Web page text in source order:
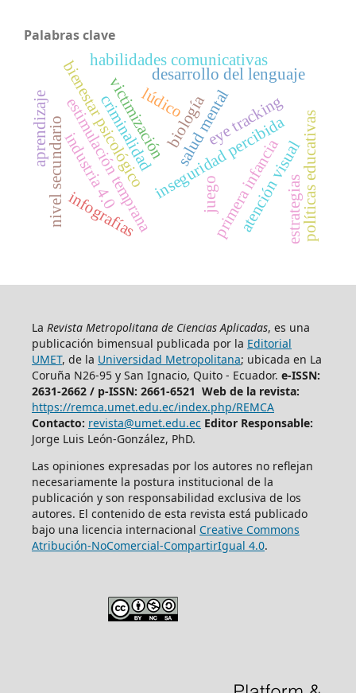
Palabras clave
criminalidad salud mental
victimizacióninseguridad percibida
bienestar psicológico
estimulación temprana
desarrollo del lenguaje
primera infancia
habilidades comunicativas
eye tracking
atención visual
infografías
biología
nivel secundario juego
aprendizaje
estrategias
lúdico
industria 4.0 políticas educativas
La Revista Metropolitana de Ciencias Aplicadas, es una
publicación bimensual publicada por la Editorial
UMET, de la Universidad Metropolitana; ubicada en La
Coruña N26-95 y San Ignacio, Quito - Ecuador. e-ISSN:
2631-2662 / p-ISSN: 2661-6521 Web de la revista:
https://remca.umet.edu.ec/index.php/REMCA
Contacto: revista@umet.edu.ec Editor Responsable:
Jorge Luis León-González, PhD.
Las opiniones expresadas por los autores no reflejan
necesariamente la postura institucional de la
publicación y son responsabilidad exclusiva de los
autores. El contenido de esta revista está publicado
bajo una licencia internacional Creative Commons
Atribución-NoComercial-CompartirIgual 4.0.